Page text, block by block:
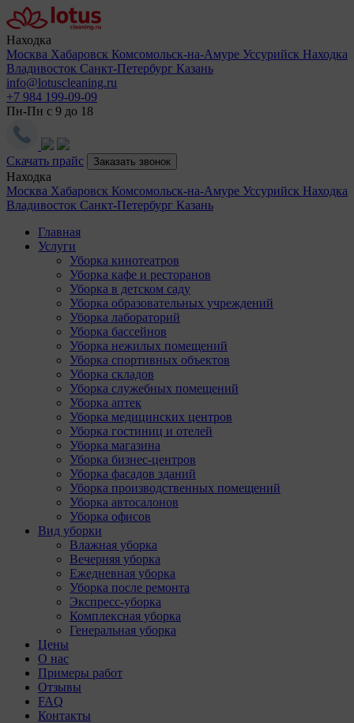
Находка
Москва Хабаровск Комсомольск-на-Амуре Уссурийск Находка
Владивосток Санкт-Петербург Казань
info@lotuscleaning.ru
+7 984 199-09-09
Пн-Пн с 9 до 18
Скачать прайс Заказать звонок
Находка
Москва Хабаровск Комсомольск-на-Амуре Уссурийск Находка
Владивосток Санкт-Петербург Казань
Главная
Услуги
Уборка кинотеатров
Уборка кафе и ресторанов
Уборка в детском саду
Уборка образовательных учреждений
Уборка лабораторий
Уборка бассейнов
Уборка нежилых помещений
Уборка спортивных объектов
Уборка складов
Уборка служебных помещений
Уборка аптек
Уборка медицинских центров
Уборка гостиниц и отелей
Уборка магазина
Уборка бизнес-центров
Уборка фасадов зданий
Уборка производственных помещений
Уборка автосалонов
Уборка офисов
Вид уборки
Влажная уборка
Вечерняя уборка
Ежедневная уборка
Уборка после ремонта
Экспресс-уборка
Комплексная уборка
Генеральная уборка
Цены
О нас
Примеры работ
Отзывы
FAQ
Контакты